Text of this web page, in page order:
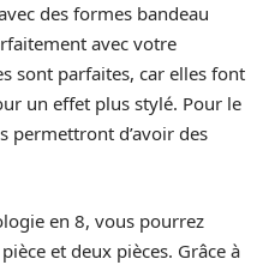
des formes bandeau
avec votre
sont parfaites, car elles font
un effet plus stylé. Pour le
permettront d’avoir des
en 8, vous pourrez
et deux pièces. Grâce à